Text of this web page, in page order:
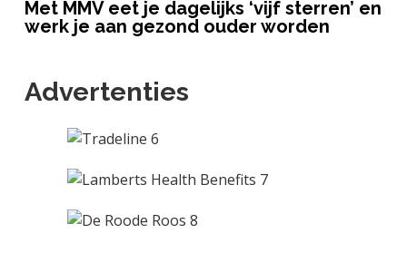
Met MMV eet je dagelijks ‘vijf sterren’ en
werk je aan gezond ouder worden
Advertenties